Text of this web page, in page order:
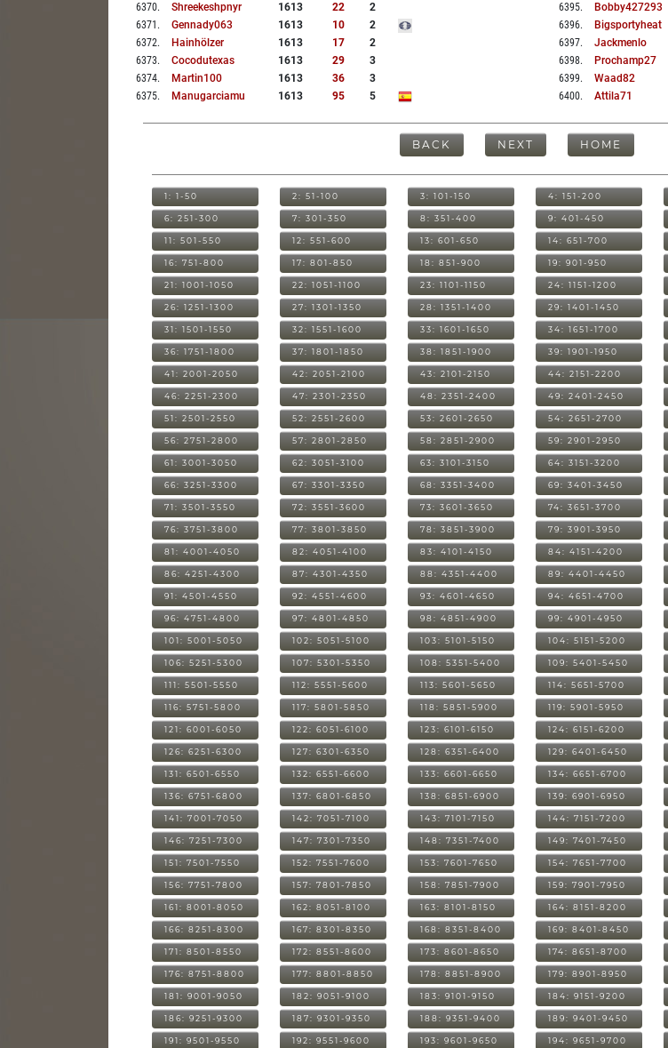
6370. Shreekeshpnyr 1613 22
2
6371 . Gennady063 1613 10
2
6372. Hainhölzer 1613 17
2
6373. Cocodutexas 1613 29
3
6374. Martin100 1613 36
3
6375. Manugarciamu 1613 95 5
6395. Bobby427293
6396. Bigsportyheat
6397. Jackmenlo
6398. Prochamp27
6399. Waad82
6400. Attila71
BACK NEXT HOME
1: 1-50 2: 51-100 3: 101-150 4: 151-200
6: 251-300 7: 301-350 8: 351-400 9: 401-450
11: 501-550 12: 551-600 13: 601-650 14: 651-700
16: 751-800 17: 801-850 18: 851-900 19: 901-950
21: 1001-1050 22: 1051-1100 23: 1101-1150 24: 1151-1200
26: 1251-1300 27: 1301-1350 28: 1351-1400 29: 1401-1450
31: 1501-1550 32: 1551-1600 33: 1601-1650 34: 1651-1700
36: 1751-1800 37: 1801-1850 38: 1851-1900 39: 1901-1950
41: 2001-2050 42: 2051-2100 43: 2101-2150 44: 2151-2200
46: 2251-2300 47: 2301-2350 48: 2351-2400 49: 2401-2450
51: 2501-2550 52: 2551-2600 53: 2601-2650 54: 2651-2700
56: 2751-2800 57: 2801-2850 58: 2851-2900 59: 2901-2950
61: 3001-3050 62: 3051-3100 63: 3101-3150 64: 3151-3200
66: 3251-3300 67: 3301-3350 68: 3351-3400 69: 3401-3450
71: 3501-3550 72: 3551-3600 73: 3601-3650 74: 3651-3700
76: 3751-3800 77: 3801-3850 78: 3851-3900 79: 3901-3950
81: 4001-4050 82: 4051-4100 83: 4101-4150 84: 4151-4200
86: 4251-4300 87: 4301-4350 88: 4351-4400 89: 4401-4450
91: 4501-4550 92: 4551-4600 93: 4601-4650 94: 4651-4700
96: 4751-4800 97: 4801-4850 98: 4851-4900 99: 4901-4950
101: 5001-5050 102: 5051-5100 103: 5101-5150 104: 5151-5200
106: 5251-5300 107: 5301-5350 108: 5351-5400 109: 5401-5450
111: 5501-5550 112: 5551-5600 113: 5601-5650 114: 5651-5700
116: 5751-5800 117: 5801-5850 118: 5851-5900 119: 5901-5950
121: 6001-6050 122: 6051-6100 123: 6101-6150 124: 6151-6200
126: 6251-6300 127: 6301-6350 128: 6351-6400 129: 6401-6450
131: 6501-6550 132: 6551-6600 133: 6601-6650 134: 6651-6700
136: 6751-6800 137: 6801-6850 138: 6851-6900 139: 6901-6950
141: 7001-7050 142: 7051-7100 143: 7101-7150 144: 7151-7200
146: 7251-7300 147: 7301-7350 148: 7351-7400 149: 7401-7450
151: 7501-7550 152: 7551-7600 153: 7601-7650 154: 7651-7700
156: 7751-7800 157: 7801-7850 158: 7851-7900 159: 7901-7950
161: 8001-8050 162: 8051-8100 163: 8101-8150 164: 8151-8200
166: 8251-8300 167: 8301-8350 168: 8351-8400 169: 8401-8450
171: 8501-8550 172: 8551-8600 173: 8601-8650 174: 8651-8700
176: 8751-8800 177: 8801-8850 178: 8851-8900 179: 8901-8950
181: 9001-9050 182: 9051-9100 183: 9101-9150 184: 9151-9200
186: 9251-9300 187: 9301-9350 188: 9351-9400 189: 9401-9450
191: 9501-9550 192: 9551-9600 193: 9601-9650 194: 9651-9700